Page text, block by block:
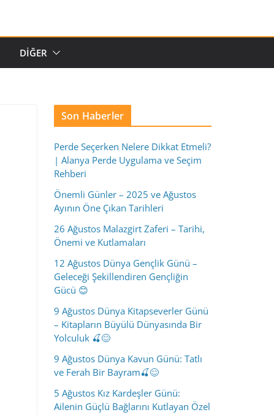
DIĞER
Son Haberler
Perde Seçerken Nelere Dikkat Etmeli?
| Alanya Perde Uygulama ve Seçim
Rehberi
Önemli Günler – 2025 ve Ağustos
Ayının Öne Çıkan Tarihleri
26 Ağustos Malazgirt Zaferi – Tarihi,
Önemi ve Kutlamaları
12 Ağustos Dünya Gençlik Günü –
Geleceği Şekillendiren Gençliğin
Gücü 😊
9 Ağustos Dünya Kitapseverler Günü
– Kitapların Büyülü Dünyasında Bir
Yolculuk 🍒😊
9 Ağustos Dünya Kavun Günü: Tatlı
ve Ferah Bir Bayram🍒😊
5 Ağustos Kız Kardeşler Günü:
Ailenin Güçlü Bağlarını Kutlayan Özel